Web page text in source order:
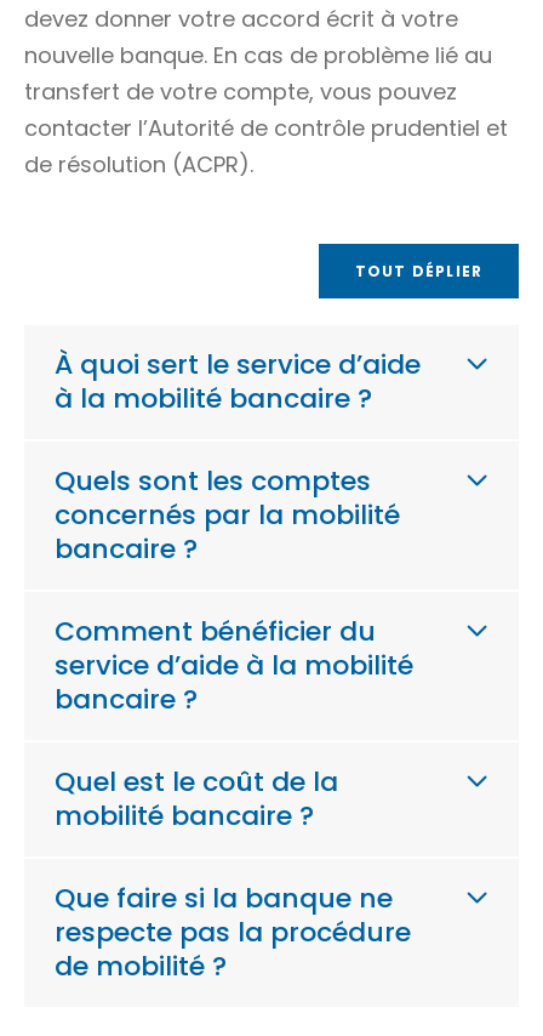
devez donner votre accord écrit à votre
nouvelle banque. En cas de problème lié au
transfert de votre compte, vous pouvez
contacter l’Autorité de contrôle prudentiel et
de résolution (ACPR).
TOUT DÉPLIER
À quoi sert le service d’aide
à la mobilité bancaire ?
Quels sont les comptes
concernés par la mobilité
bancaire ?
Comment bénéficier du
service d’aide à la mobilité
bancaire ?
Quel est le coût de la
mobilité bancaire ?
Que faire si la banque ne
respecte pas la procédure
de mobilité ?